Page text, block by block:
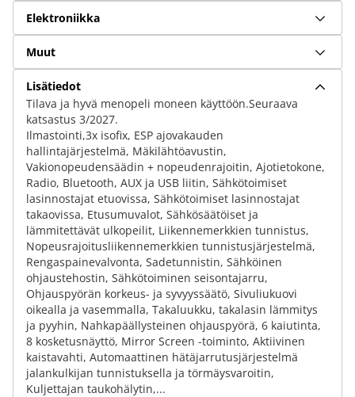
Elektroniikka
Muut
Lisätiedot
Tilava ja hyvä menopeli moneen käyttöön.Seuraava
katsastus 3/2027.
Ilmastointi,3x isofix, ESP ajovakauden
hallintajärjestelmä, Mäkilähtöavustin,
Vakionopeudensäädin + nopeudenrajoitin, Ajotietokone,
Radio, Bluetooth, AUX ja USB liitin, Sähkötoimiset
lasinnostajat etuovissa, Sähkötoimiset lasinnostajat
takaovissa, Etusumuvalot, Sähkösäätöiset ja
lämmitettävät ulkopeilit, Liikennemerkkien tunnistus,
Nopeusrajoitusliikennemerkkien tunnistusjärjestelmä,
Rengaspainevalvonta, Sadetunnistin, Sähköinen
ohjaustehostin, Sähkötoiminen seisontajarru,
Ohjauspyörän korkeus- ja syvyyssäätö, Sivuliukuovi
oikealla ja vasemmalla, Takaluukku, takalasin lämmitys
ja pyyhin, Nahkapäällysteinen ohjauspyörä, 6 kaiutinta,
8 kosketusnäyttö, Mirror Screen -toiminto, Aktiivinen
kaistavahti, Automaattinen hätäjarrutusjärjestelmä
jalankulkijan tunnistuksella ja törmäysvaroitin,
Kuljettajan taukohälytin,...